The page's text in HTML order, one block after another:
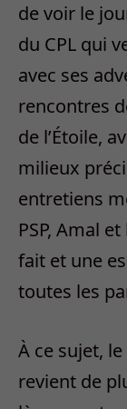
de voir le
du CPL qui
avec ses
rencontres
de l’Étoile,
milieux
entretiens
PSP, Amal
fait et une
toutes les
À ce sujet,
revient de